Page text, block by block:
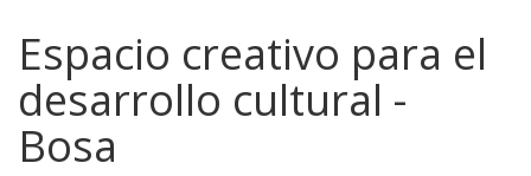
Espacio creativo para el
desarrollo cultural -
Bosa